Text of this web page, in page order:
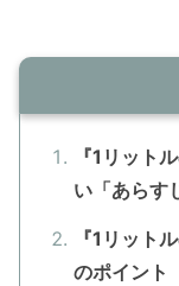
『1リット
い「あらす
『1リット
のポイント